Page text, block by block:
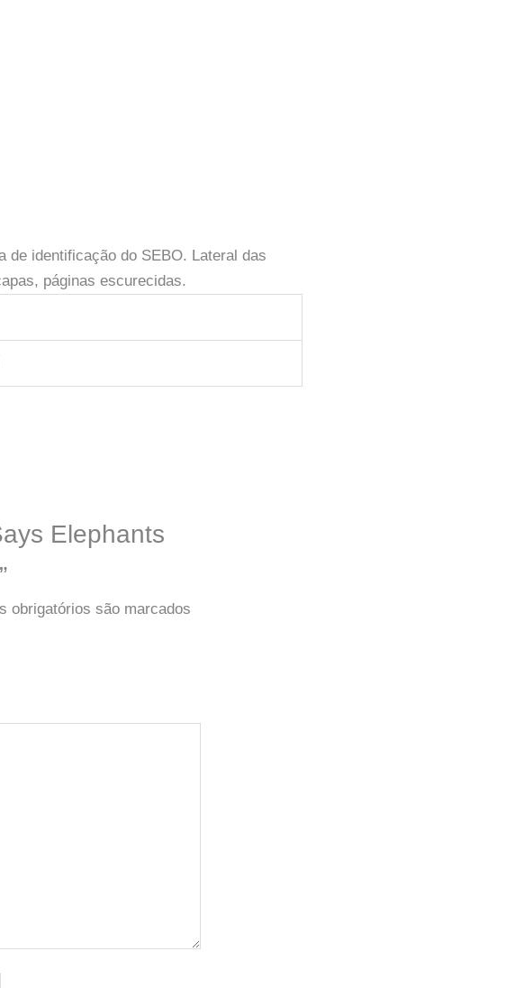
de identificação do SEBO. Lateral das
páginas escurecidas.
Elephants
obrigatórios são marcados